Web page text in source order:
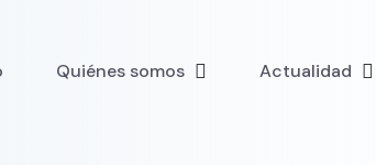
Quiénes somos Actualidad